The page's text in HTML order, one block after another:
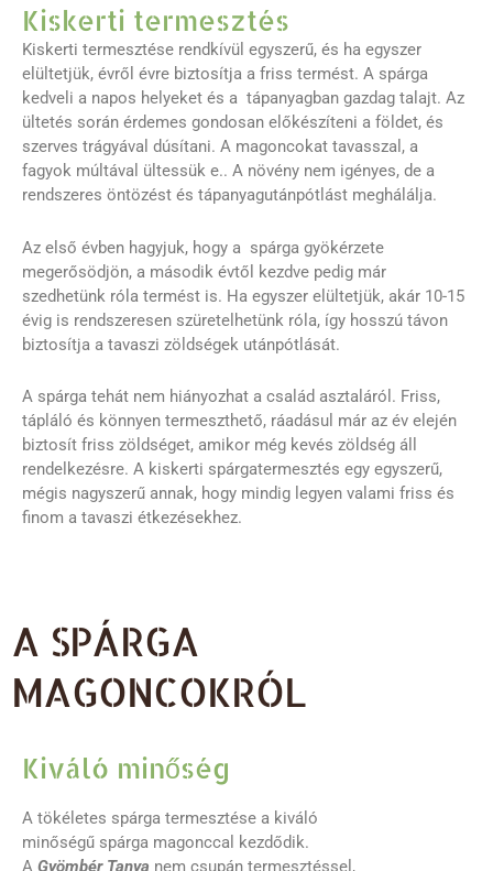
Kiskerti termesztés
Kiskerti termesztése rendkívül egyszerű, és ha egyszer
elültetjük, évről évre biztosítja a friss termést. A spárga
kedveli a napos helyeket és a tápanyagban gazdag talajt. Az
ültetés során érdemes gondosan előkészíteni a földet, és
szerves trágyával dúsítani. A magoncokat tavasszal, a
fagyok múltával ültessük e.. A növény nem igényes, de a
rendszeres öntözést és tápanyagutánpótlást meghálálja.
Az első évben hagyjuk, hogy a spárga gyökérzete
megerősödjön, a második évtől kezdve pedig már
szedhetünk róla termést is. Ha egyszer elültetjük, akár 10-15
évig is rendszeresen szüretelhetünk róla, így hosszú távon
biztosítja a tavaszi zöldségek utánpótlását.
A spárga tehát nem hiányozhat a család asztaláról. Friss,
tápláló és könnyen termeszthető, ráadásul már az év elején
biztosít friss zöldséget, amikor még kevés zöldség áll
rendelkezésre. A kiskerti spárgatermesztés egy egyszerű,
mégis nagyszerű annak, hogy mindig legyen valami friss és
finom a tavaszi étkezésekhez.
A SPÁRGA
MAGONCOKRÓL
Kiváló minőség
A tökéletes spárga termesztése a kiváló
minőségű spárga magonccal kezdődik.
A Gyömbér Tanya nem csupán termesztéssel,